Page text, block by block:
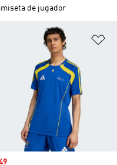
de jugador
a la lista de deseos
de venta